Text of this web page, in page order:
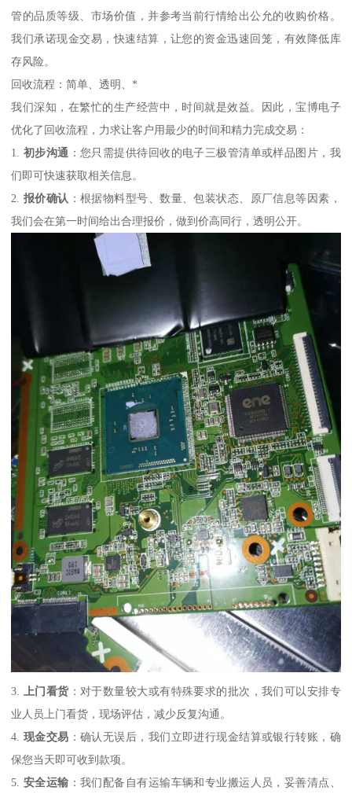
管的品质等级、市场价值，并参考当前行情给出公允的收购价格。
我们承诺现金交易，快速结算，让您的资金迅速回笼，有效降低库
存风险。
回收流程：简单、透明、*
我们深知，在繁忙的生产经营中，时间就是效益。因此，宝博电子
优化了回收流程，力求让客户用最少的时间和精力完成交易：
1. 初步沟通 ：您只需提供待回收的电子三极管清单或样品图片，我
们即可快速获取相关信息。
2. 报价确认 ：根据物料型号、数量、包装状态、原厂信息等因素，
我们会在第一时间给出合理报价，做到价高同行，透明公开。
3. 上门看货：对于数量较大或有特殊要求的批次，我们可以安排专
业人员上门看货，现场评估，减少反复沟通。
4. 现金交易 ：确认无误后，我们立即进行现金结算或银行转账，确
保您当天即可收到款项。
5. 安全运输 ：我们配备自有运输车辆和专业搬运人员，妥善清点、